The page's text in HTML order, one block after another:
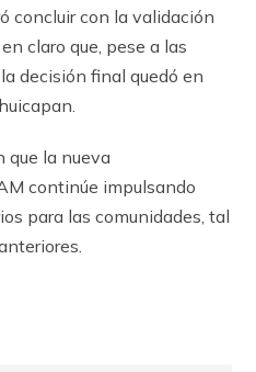
concluir con la validación
claro que, pese a las
decisión final quedó en
que la nueva
continúe impulsando
para las comunidades, tal